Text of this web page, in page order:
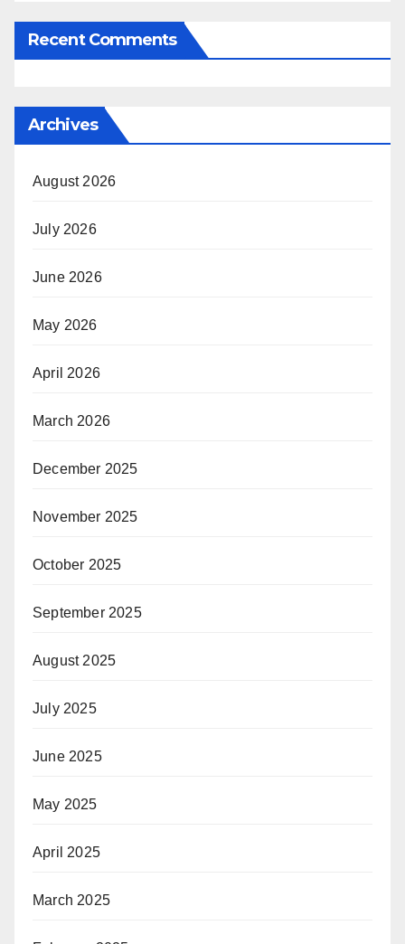
Recent Comments
Archives
August 2026
July 2026
June 2026
May 2026
April 2026
March 2026
December 2025
November 2025
October 2025
September 2025
August 2025
July 2025
June 2025
May 2025
April 2025
March 2025